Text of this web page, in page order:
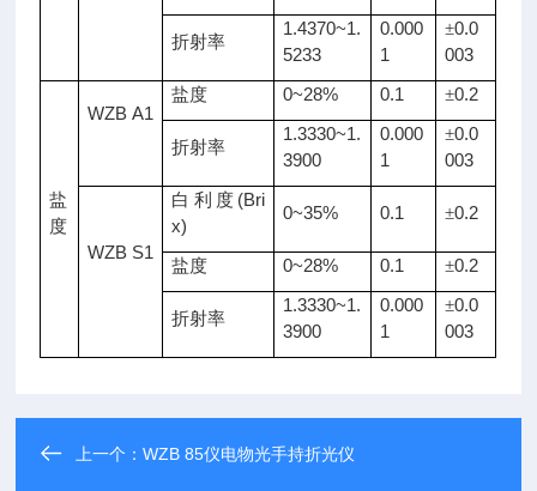
折射率
1.4370~1.
5233
0.000
1
±0.0
003
盐
度
WZB A1
盐度 0~28% 0.1 ±0.2
折射率
1.3330~1.
3900
0.000
1
±0.0
003
WZB S1
白利度 (Bri
x)
0~35% 0.1 ±0.2
盐度 0~28% 0.1 ±0.2
折射率
1.3330~1.
3900
0.000
1
±0.0
003
上一个：WZB 85仪电物光手持折光仪